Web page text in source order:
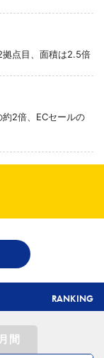
点目、面積は2.5倍
2倍、ECセールの
別化、酒類ECでモ
品導入
RANKING
月間